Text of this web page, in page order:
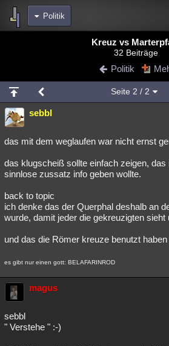
Politik
Blogs
Chat Wiki Neuigkeiten
meine Rubriken
Menschen
Spiritualität Verschwörungen
Natur Umfragen Unterhaltung
Philosophie
Astronomie Helpdesk Gruppen
Übersichten
Besucht
Kreuz vs
32 Beiträge
Politik
Seite 2 / 2
sebbl
das mit dem weglaufen war nicht ernst
das klugscheiß sollte einfach zeigen,
sinnlose zussatz info geben wollte.
back to topic
ich denke das der Querphal deshalb an
wurde, damit jeder die gekreuzigten
und das die Römer kreuze benutzt
es gibt nur einen gott: BELAFARINROD
magus
sebbl
" Verstehe " :-)